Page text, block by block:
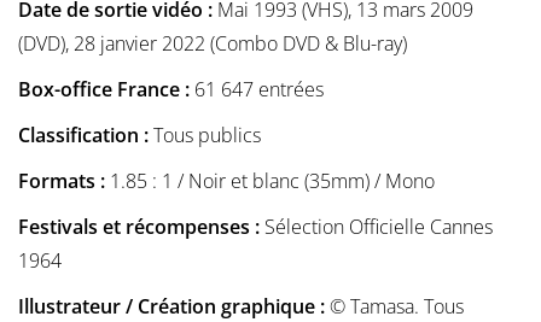
Date de sortie vidéo : Mai 1993 (VHS), 13 mars 2009
(DVD), 28 janvier 2022 (Combo DVD & Blu-ray)
Box-office France : 61 647 entrées
Classification :Tous publics
Formats : 1.85 : 1 / Noir et blanc (35mm) / Mono
Festivals et récompenses : Sélection Officielle Cannes
1964
Illustrateur / Création graphique :© Tamasa. Tous